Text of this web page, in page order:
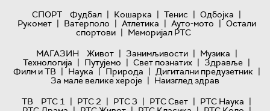
СПОРТ
Фудбал | Кошарка | Тенис | Одбојка |
Рукомет | Ватерполо | Атлетика | Ауто-мото | Остали
спортови | Меморијал РТС
МАГАЗИН
Живот | Занимљивости | Музика |
Технологијa | Путујемо | Свет познатих | Здравље |
Филм и ТВ | Наука | Природа | Дигитални предузетник |
За мале велике хероје | Наизглед здрав
ТВ
РТС 1 | РТС 2 | РТС 3 | РТС Свет | РТС Наука |